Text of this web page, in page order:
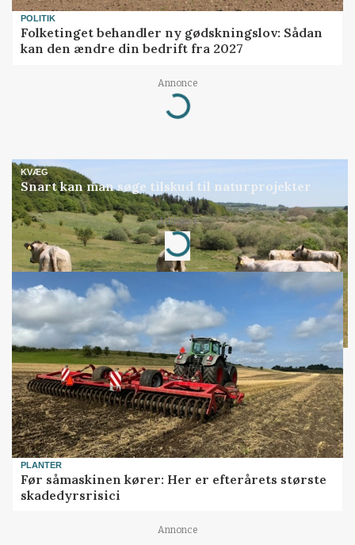
POLITIK
Folketinget behandler ny gødskningslov: Sådan
kan den ændre din bedrift fra 2027
Annonce
Loading...
KVÆG
Snart kan man søge tilskud til naturprojekter
Annonce
Loading...
PLANTER
Før såmaskinen kører: Her er efterårets største
skadedyrsrisici
Annonce